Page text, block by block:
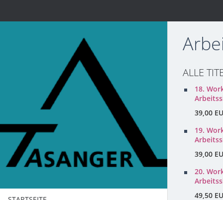
ALLE
18.
39,00
19.
39,00
20.
49,50